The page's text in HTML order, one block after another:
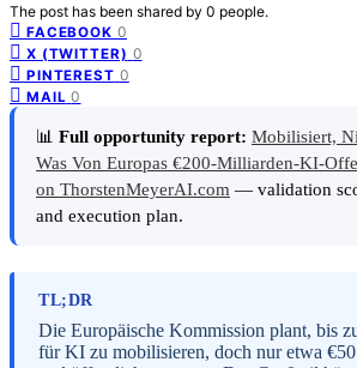
The post has been shared by 0 people.
FACEBOOK 0
X (TWITTER) 0
PINTEREST 0
MAIL 0
📊 Full opportunity report: Mobilisiert,
Was Von Europas €200-Milliarden-KI-
on ThorstenMeyerAI.com — validation
and execution plan.
TL;DR
Die Europäische Kommission plant, bis
für KI zu mobilisieren, doch nur etwa